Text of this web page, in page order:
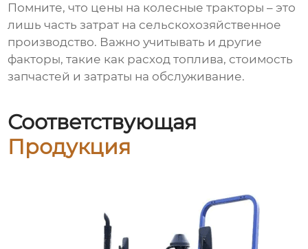
Помните, что цены на колесные тракторы – это
лишь часть затрат на сельскохозяйственное
производство. Важно учитывать и другие
факторы, такие как расход топлива, стоимость
запчастей и затраты на обслуживание.
Соответствующая
Продукция